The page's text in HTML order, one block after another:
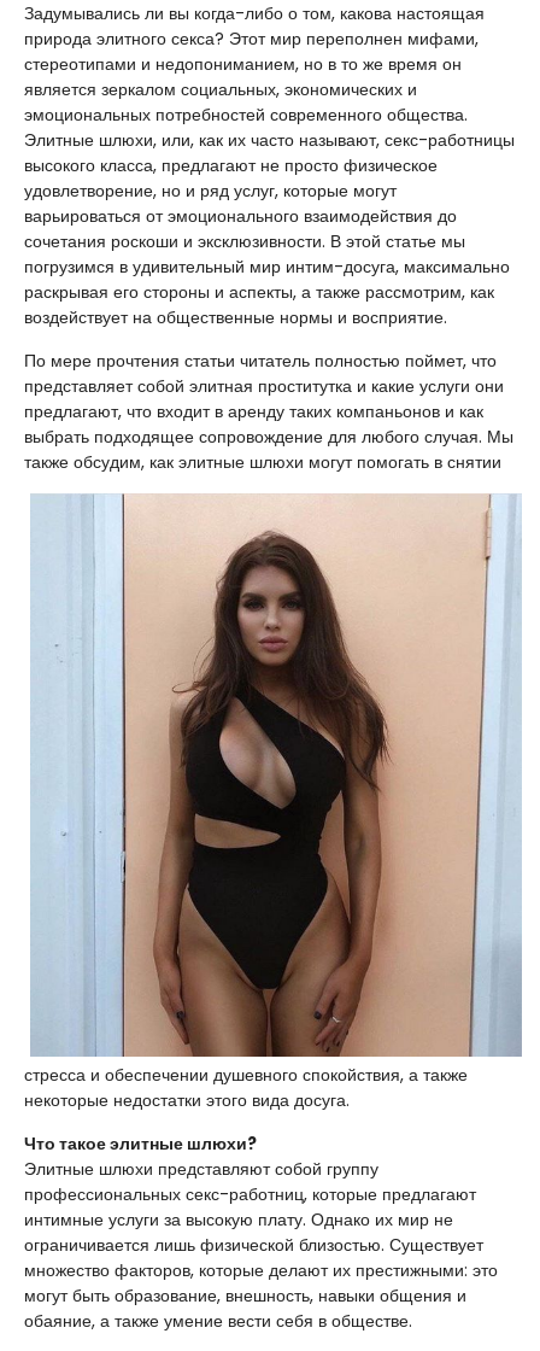
Задумывались ли вы когда-либо о том, какова настоящая
природа элитного секса? Этот мир переполнен мифами,
стереотипами и недопониманием, но в то же время он
является зеркалом социальных, экономических и
эмоциональных потребностей современного общества.
Элитные шлюхи, или, как их часто называют, секс-работницы
высокого класса, предлагают не просто физическое
удовлетворение, но и ряд услуг, которые могут
варьироваться от эмоционального взаимодействия до
сочетания роскоши и эксклюзивности. В этой статье мы
погрузимся в удивительный мир интим-досуга, максимально
раскрывая его стороны и аспекты, а также рассмотрим, как
воздействует на общественные нормы и восприятие.
По мере прочтения статьи читатель полностью поймет, что
представляет собой элитная проститутка и какие услуги они
предлагают, что входит в аренду таких компаньонов и как
выбрать подходящее сопровождение для любого случая. Мы
также обсудим, как элитные шлюхи могут помогать в снятии
стресса и обеспечении душевного спокойствия, а также
некоторые недостатки этого вида досуга.
Что такое элитные шлюхи?
Элитные шлюхи представляют собой группу
профессиональных секс-работниц, которые предлагают
интимные услуги за высокую плату. Однако их мир не
ограничивается лишь физической близостью. Существует
множество факторов, которые делают их престижными: это
могут быть образование, внешность, навыки общения и
обаяние, а также умение вести себя в обществе.